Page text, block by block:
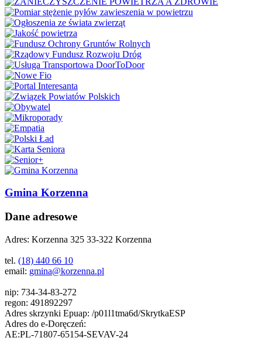
Gmina Korzenna
Dane adresowe
Adres: Korzenna 325 33-322 Korzenna
tel. (18) 440 66 10
email: gmina@korzenna.pl
nip: 734-34-83-272
regon: 491892297
Adres skrzynki Epuap: /p01l1tma6d/SkrytkaESP
Adres do e-Doręczeń:
AE:PL-71807-65154-SEVAV-24